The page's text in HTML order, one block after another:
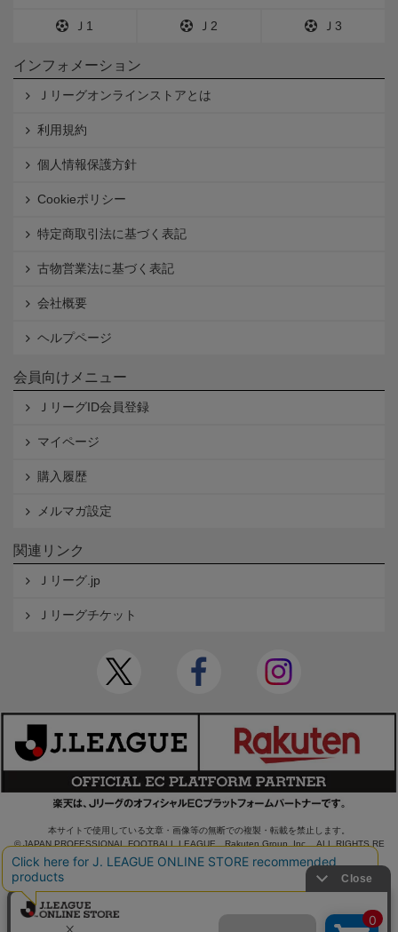
Ｊ1 Ｊ2 Ｊ3
インフォメーション
Ｊリーグオンラインストアとは
利用規約
個人情報保護方針
Cookieポリシー
特定商取引法に基づく表記
古物営業法に基づく表記
会社概要
ヘルプページ
会員向けメニュー
ＪリーグID会員登録
マイページ
購入履歴
メルマガ設定
関連リンク
Ｊリーグ.jp
Ｊリーグチケット
本サイトで使用している文章・画像等の無断での複製・転載を禁止します。
© JAPAN PROFESSIONAL FOOTBALL LEAGUE Rakuten Group, Inc. ALL RIGHTS RE
SERVED.